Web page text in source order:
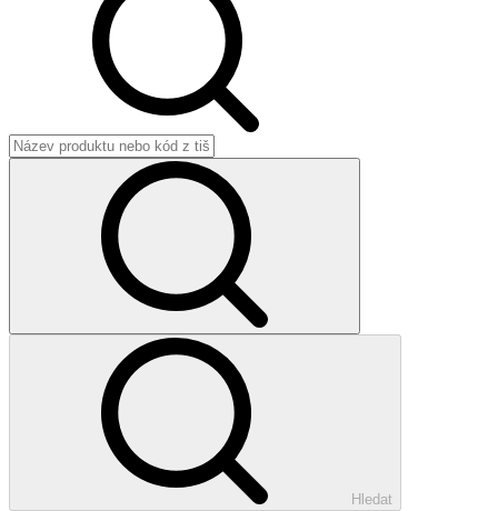
Hledat